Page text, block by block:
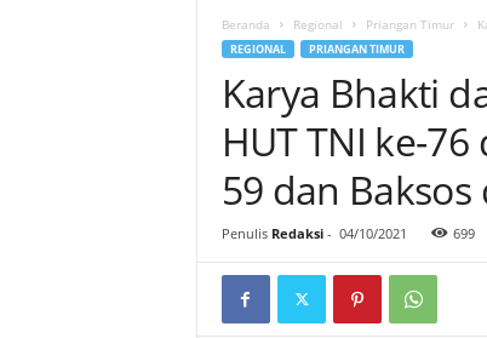
Beranda Regional Priangan Timur
REGIONAL PRIANGAN TIMUR
Karya Bhakti
HUT TNI ke-
59 dan
Penulis Redaksi- 04/10/2021 699